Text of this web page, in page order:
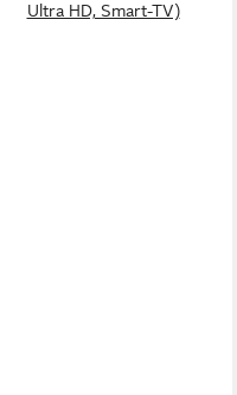
Ultra HD, Smart-TV)